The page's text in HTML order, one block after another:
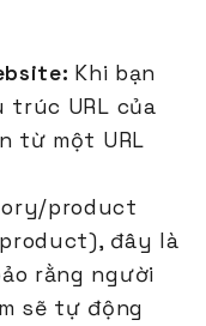
Khi bạn
URL của
từ một URL
product
product), đây là
rằng người
sẽ tự động